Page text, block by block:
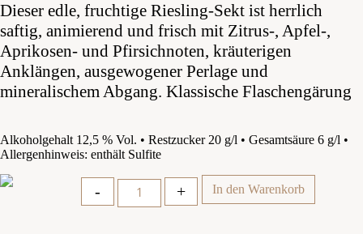
Dieser edle, fruchtige Riesling-Sekt ist herrlich
saftig, animierend und frisch mit Zitrus-, Apfel-,
Aprikosen- und Pfirsichnoten, kräuterigen
Anklängen, ausgewogener Perlage und
mineralischem Abgang. Klassische Flaschengärung
Alkoholgehalt 12,5 % Vol. • Restzucker 20 g/l • Gesamtsäure 6 g/l •
Allergenhinweis: enthält Sulfite
Quantity
- + In den Warenkorb